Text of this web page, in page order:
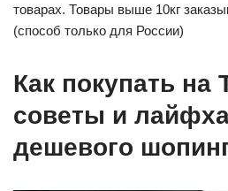
товарах. Товары выше 10кг
(способ только для России)
Как покупать на
советы и
дешевого